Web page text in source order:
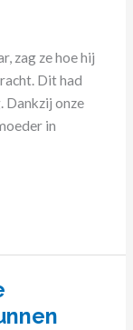
zag ze hoe hij
Dit had
Dankzij onze
in